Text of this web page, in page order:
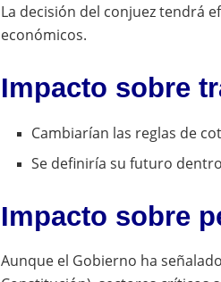
La decisión del conjuez tendrá
económicos.
Impacto sobre
Cambiarían las reglas de
Se definiría su futuro
Impacto sobre
Aunque el Gobierno ha